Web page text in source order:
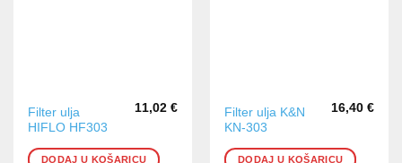
Filter ulja
HIFLO HF303
11,02 €
DODAJ U KOŠARICU
Filter ulja K&N
KN-303
16,40 €
DODAJ U KOŠARICU